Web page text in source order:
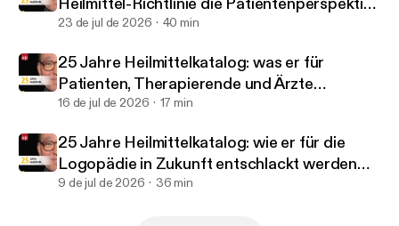
braucht - Christoph Zamoryn
23 de jul de 2026 40 min
25 Jahre Heilmittelkatalog: was er für
Patienten, Therapierende und Ärzte
verändert hat - Ingrid van Dijk
16 de jul de 2026 17 min
25 Jahre Heilmittelkatalog: wie er für die
Logopädie in Zukunft entschlackt werden
kann - Christiane Sautter-Müller
9 de jul de 2026 36 min